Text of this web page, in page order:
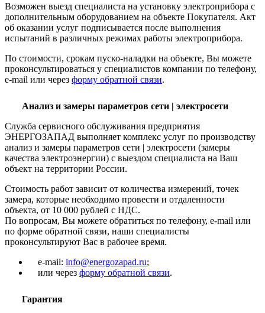
Возможен выезд специалиста на установку электроприбора с
дополнительным оборудованием на объекте Покупателя. Акт
об оказании услуг подписывается после выполнения
испытаний в различных режимах работы электроприбора.
По стоимости, срокам пуско-наладки на объекте, Вы можете
проконсультироваться у специалистов компании по телефону,
e-mail или через форму обратной связи.
Анализ и замеры параметров сети | электросети
Служба сервисного обслуживания предприятия
ЭНЕРГОЗАПАД выполняет комплекс услуг по производству
анализ и замеры параметров сети | электросети (замеры
качества электроэнергии) с выездом специалиста на Ваш
объект на территории России.
Стоимость работ зависит от количества измерений, точек
замера, которые необходимо провести и отдаленности
объекта, от 10 000 рублей с НДС.
По вопросам, Вы можете обратиться по телефону, e-mail или
по форме обратной связи, наши специалисты
проконсультируют Вас в рабочее время.
e-mail: info@energozapad.ru;
или через форму обратной связи.
Гарантия